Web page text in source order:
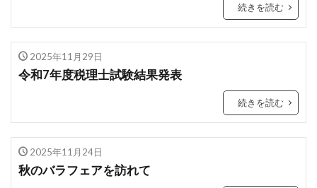
続きを読む
2025年11月29日
令和7年度税理士試験結果発表
続きを読む
2025年11月24日
秋のバラフェアを訪れて